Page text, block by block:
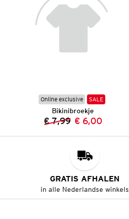
Online exclusive SALE
Bikinibroekje
Vorige prijs:
€ 7,99 Nieuwe prijs:
€ 6,00
GRATIS AFHALEN
in alle Nederlandse winkels